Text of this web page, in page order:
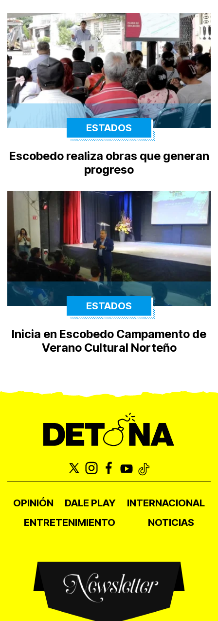
ESTADOS
Escobedo realiza obras que generan
progreso
ESTADOS
Inicia en Escobedo Campamento de
Verano Cultural Norteño
OPINIÓN DALE PLAY
INTERNACIONAL
ENTRETENIMIENTO
NOTICIAS
Newsletter